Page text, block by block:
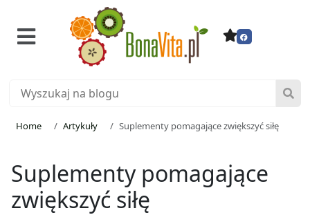
Home Artykuły Suplementy pomagające zwiększyć siłę
Suplementy pomagające
zwiększyć siłę